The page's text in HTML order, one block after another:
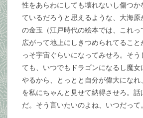
性をあらわにしても壊れないし傷つか
ているだろうと思えるような、大海原
の金玉（江戸時代の絵本では、これっ
広がって地上にしきつめられてるこ
っそ宇宙ぐらいになってみせろ。そう
ても、いつでもドラゴンになるし魔女
やるから、とっとと自分が偉大にな
を私にちゃんと見せて納得させろ。話
だ。そう言いたいのよね、いつだって